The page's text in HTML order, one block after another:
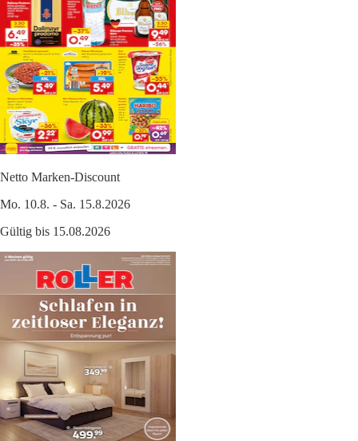
Netto Marken-Discount
Mo. 10.8. - Sa. 15.8.2026
Gültig bis 15.08.2026